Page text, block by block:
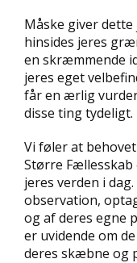
Måske giver
hinsides jeres
en skræmmende
jeres eget
får en ærlig
disse ting tydeligt.
Vi føler at
Større Fællesskab
jeres verden i
observation,
og af deres egne
er uvidende om
deres skæbne og